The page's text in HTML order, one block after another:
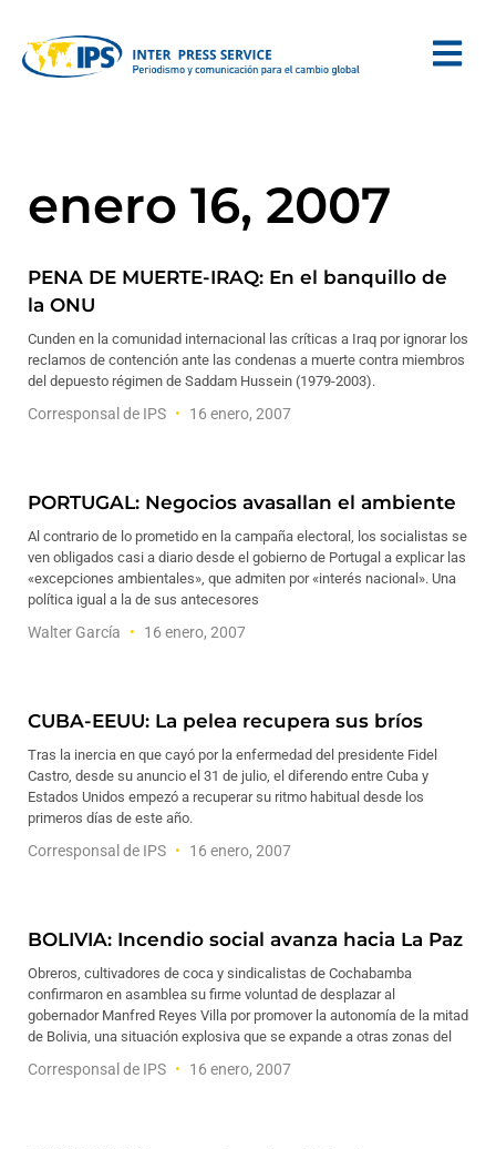
enero 16, 2007
PENA DE MUERTE-IRAQ: En el banquillo de
la ONU
Cunden en la comunidad internacional las críticas a Iraq por ignorar los
reclamos de contención ante las condenas a muerte contra miembros
del depuesto régimen de Saddam Hussein (1979-2003).
Corresponsal de IPS 16 enero, 2007
PORTUGAL: Negocios avasallan el ambiente
Al contrario de lo prometido en la campaña electoral, los socialistas se
ven obligados casi a diario desde el gobierno de Portugal a explicar las
«excepciones ambientales», que admiten por «interés nacional». Una
política igual a la de sus antecesores
Walter García 16 enero, 2007
CUBA-EEUU: La pelea recupera sus bríos
Tras la inercia en que cayó por la enfermedad del presidente Fidel
Castro, desde su anuncio el 31 de julio, el diferendo entre Cuba y
Estados Unidos empezó a recuperar su ritmo habitual desde los
primeros días de este año.
Corresponsal de IPS 16 enero, 2007
BOLIVIA: Incendio social avanza hacia La Paz
Obreros, cultivadores de coca y sindicalistas de Cochabamba
confirmaron en asamblea su firme voluntad de desplazar al
gobernador Manfred Reyes Villa por promover la autonomía de la mitad
de Bolivia, una situación explosiva que se expande a otras zonas del
Corresponsal de IPS 16 enero, 2007